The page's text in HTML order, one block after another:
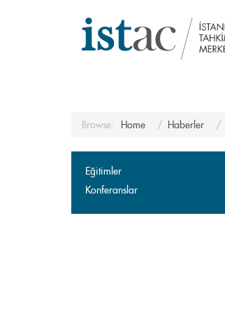
Browse: Home Haberler
Eğitimler
Konferanslar